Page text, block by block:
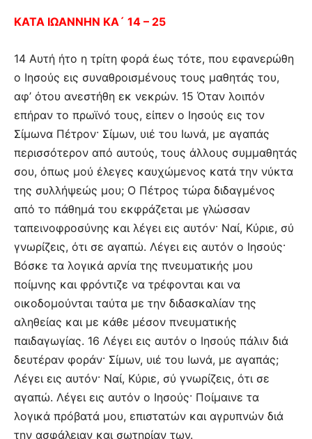
ΚΑΤΑ ΙΩΑΝΝΗΝ ΚΑ´ 14 – 25
14 Αυτή ήτο η τρίτη φορά έως τότε, που εφανερώθη
ο Ιησούς εις συναθροισμένους τους μαθητάς του,
αφ’ ότου ανεστήθη εκ νεκρών. 15 Όταν λοιπόν
επήραν το πρωϊνό τους, είπεν ο Ιησούς εις τον
Σίμωνα Πέτρον· Σίμων, υιέ του Ιωνά, με αγαπάς
περισσότερον από αυτούς, τους άλλους συμμαθητάς
σου, όπως μού έλεγες καυχώμενος κατά την νύκτα
της συλλήψεώς μου; Ο Πέτρος τώρα διδαγμένος
από το πάθημά του εκφράζεται με γλώσσαν
ταπεινοφροσύνης και λέγει εις αυτόν· Ναί, Κύριε, σύ
γνωρίζεις, ότι σε αγαπώ. Λέγει εις αυτόν ο Ιησούς·
Βόσκε τα λογικά αρνία της πνευματικής μου
ποίμνης και φρόντιζε να τρέφονται και να
οικοδομούνται ταύτα με την διδασκαλίαν της
αληθείας και με κάθε μέσον πνευματικής
παιδαγωγίας. 16 Λέγει εις αυτόν ο Ιησούς πάλιν διά
δευτέραν φοράν· Σίμων, υιέ του Ιωνά, με αγαπάς;
Λέγει εις αυτόν· Ναί, Κύριε, σύ γνωρίζεις, ότι σε
αγαπώ. Λέγει εις αυτόν ο Ιησούς· Ποίμαινε τα
λογικά πρόβατά μου, επιστατών και αγρυπνών διά
την ασφάλειαν και σωτηρίαν των.